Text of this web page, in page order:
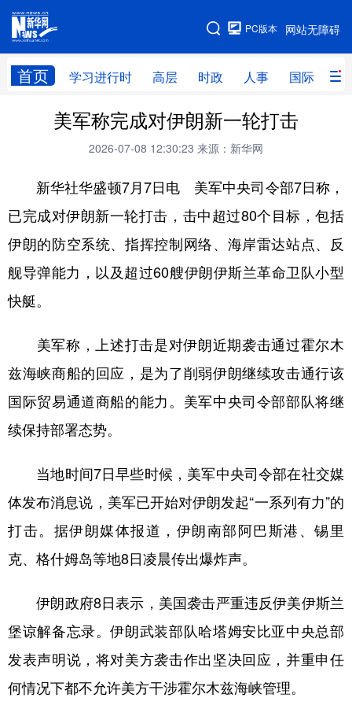
网站无障碍
PC版本
首页 学习进行时 高层 时政 人事 国际 财
网站地图
学习进行时 高层 时政 人事
财经 网评
台湾 思客智库 全球连线 教育
科技 科创 量子 体育
文化 书画 健康 军事
访谈 视频 图片 政务
食品 人居 信息化 数字经济
学术中国 乡村振兴 银龄 溯源中国
公益 一带一路 亚太网 上市公司
文化产业
北京 天津 河北 山西
辽宁 吉林 上海 江苏
美军称完成对伊朗新一轮打击
2026-07-08 12:30:23 来源：新华网
新华社华盛顿7月7日电 美军中央司令部7日称，
已完成对伊朗新一轮打击，击中超过80个目标，包括
伊朗的防空系统、指挥控制网络、海岸雷达站点、反
舰导弹能力，以及超过60艘伊朗伊斯兰革命卫队小型
快艇。
美军称，上述打击是对伊朗近期袭击通过霍尔木
兹海峡商船的回应，是为了削弱伊朗继续攻击通行该
国际贸易通道商船的能力。美军中央司令部部队将继
续保持部署态势。
当地时间7日早些时候，美军中央司令部在社交媒
体发布消息说，美军已开始对伊朗发起“一系列有力”的
打击。据伊朗媒体报道，伊朗南部阿巴斯港、锡里
克、格什姆岛等地8日凌晨传出爆炸声。
伊朗政府8日表示，美国袭击严重违反伊美伊斯兰
堡谅解备忘录。伊朗武装部队哈塔姆安比亚中央总部
发表声明说，将对美方袭击作出坚决回应，并重申任
何情况下都不允许美方干涉霍尔木兹海峡管理。